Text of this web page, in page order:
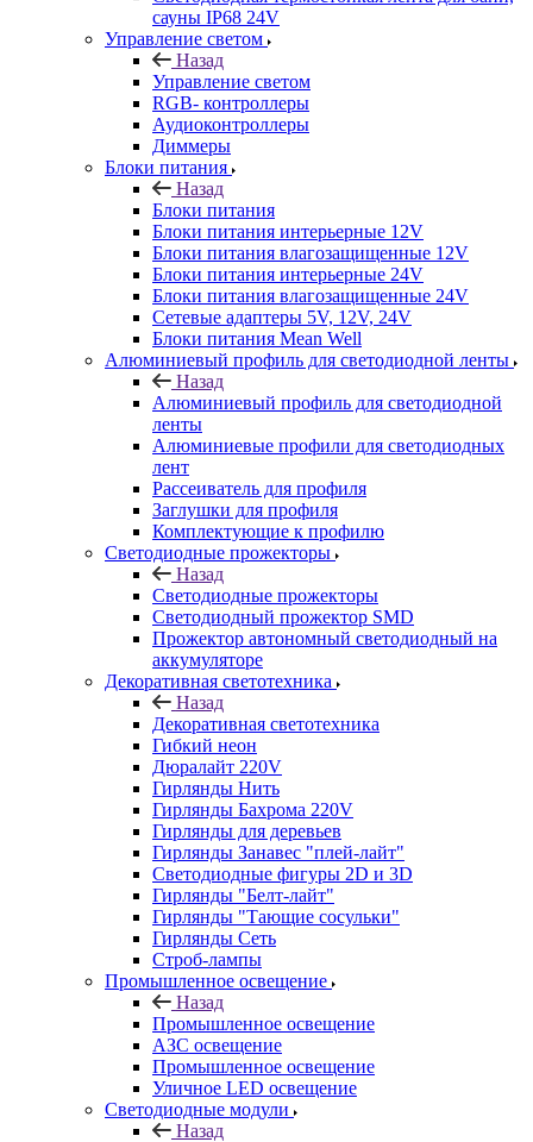
сауны IP68 24V
Управление светом
Назад
Управление светом
RGB- контроллеры
Аудиоконтроллеры
Диммеры
Блоки питания
Назад
Блоки питания
Блоки питания интерьерные 12V
Блоки питания влагозащищенные 12V
Блоки питания интерьерные 24V
Блоки питания влагозащищенные 24V
Сетевые адаптеры 5V, 12V, 24V
Блоки питания Mean Well
Алюминиевый профиль для светодиодной ленты
Назад
Алюминиевый профиль для светодиодной
ленты
Алюминиевые профили для светодиодных
лент
Рассеиватель для профиля
Заглушки для профиля
Комплектующие к профилю
Светодиодные прожекторы
Назад
Светодиодные прожекторы
Светодиодный прожектор SMD
Прожектор автономный светодиодный на
аккумуляторе
Декоративная светотехника
Назад
Декоративная светотехника
Гибкий неон
Дюралайт 220V
Гирлянды Нить
Гирлянды Бахрома 220V
Гирлянды для деревьев
Гирлянды Занавес "плей-лайт"
Светодиодные фигуры 2D и 3D
Гирлянды "Белт-лайт"
Гирлянды "Тающие сосульки"
Гирлянды Сеть
Строб-лампы
Промышленное освещение
Назад
Промышленное освещение
АЗС освещение
Промышленное освещение
Уличное LED освещение
Светодиодные модули
Назад